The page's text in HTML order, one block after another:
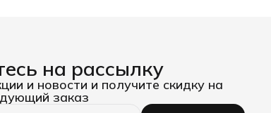
на рассылку
и новости и получите скидку на
заказ